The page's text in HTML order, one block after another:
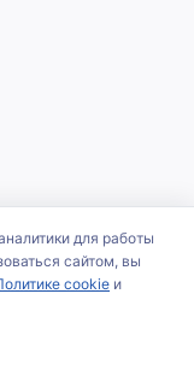
для работы
сайтом, вы
cookie и